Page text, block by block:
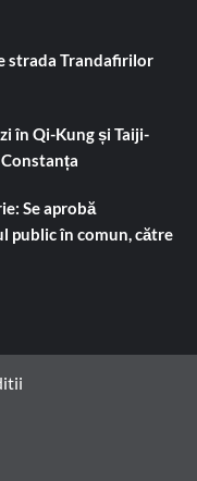
strada Trandafirilor
în Qi-Kung și Taiji-
Se aprobă
public în comun, către